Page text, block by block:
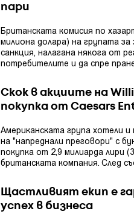
пари
Британската комисия по
милиона долара) на групата за
санкция, налагана някога от
потребителите и да спре
Скок в акциите на
покупка от Caesars
Американската група хотели и
на "напреднали преговори" с
покупка от 2,9 милиарда лири
британската компания. След
Щастливият екип е
успех в бизнеса